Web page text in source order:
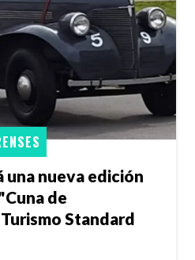
nueva edición
de
Standard